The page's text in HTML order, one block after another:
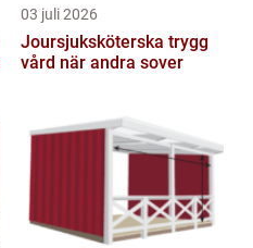
03 juli 2026
Joursjuksköterska trygg
vård när andra sover